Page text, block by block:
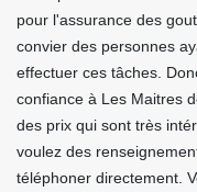
pour l'assurance des
convier des personnes
effectuer ces tâches.
confiance à Les Maitres
des prix qui sont très
voulez des
téléphoner directement.